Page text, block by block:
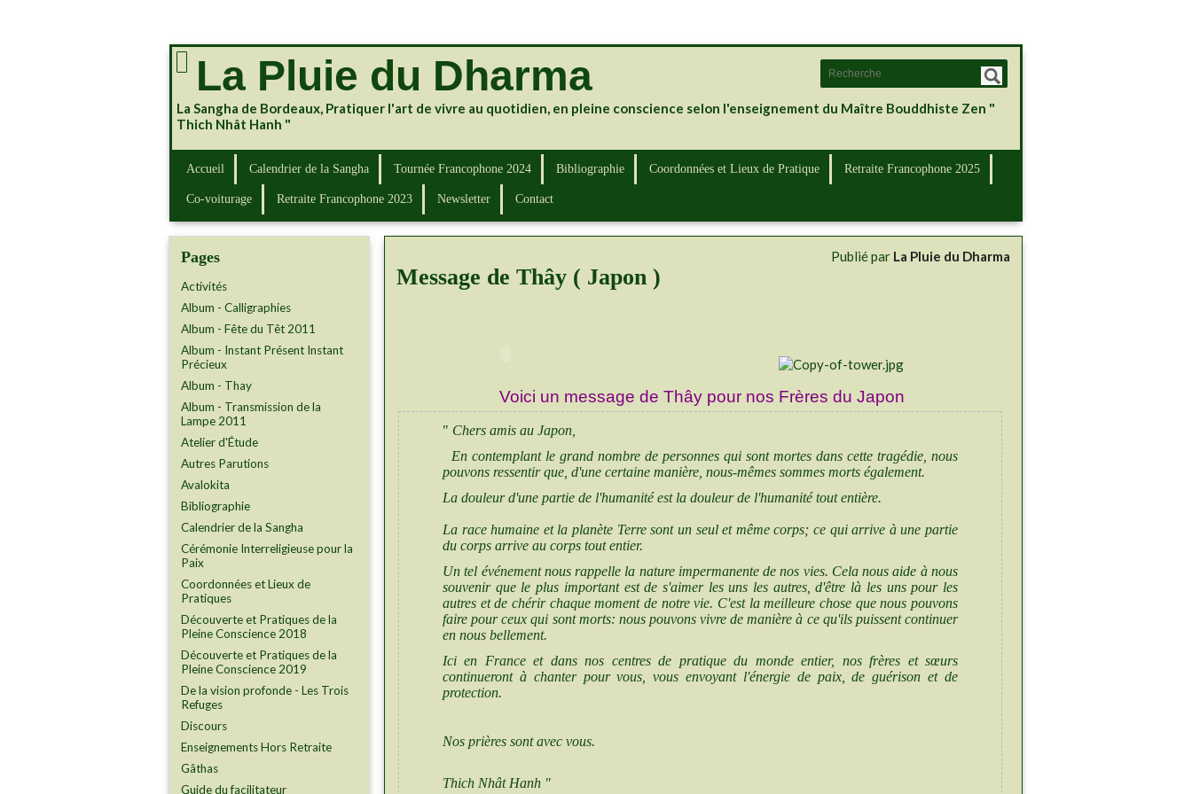
La Pluie du Dharma
La Sangha de Bordeaux, Pratiquer l'art de vivre au quotidien, en pleine conscience selon l'enseignement du Maître Bouddhiste Zen "
Thich Nhât Hanh "
Accueil Calendrier de la Sangha Tournée Francophone 2024 Bibliographie Coordonnées et Lieux de Pratique Retraite Francophone 2025
Co-voiturage Retraite Francophone 2023 Newsletter Contact
Pages
Activités
Album - Calligraphies
Album - Fête du Têt 2011
Album - Instant Présent Instant
Précieux
Album - Thay
Album - Transmission de la
Lampe 2011
Atelier d'Étude
Autres Parutions
Avalokita
Bibliographie
Calendrier de la Sangha
Cérémonie Interreligieuse pour la
Paix
Coordonnées et Lieux de
Pratiques
Découverte et Pratiques de la
Pleine Conscience 2018
Découverte et Pratiques de la
Pleine Conscience 2019
De la vision profonde - Les Trois
Refuges
Discours
Enseignements Hors Retraite
Gâthas
Guide du facilitateur
Publié par La Pluie du Dharma
Message de Thây ( Japon )
Voici un message de Thây pour nos Frères du Japon
" Chers amis au Japon,
En contemplant le grand nombre de personnes qui sont mortes dans cette tragédie, nous
pouvons ressentir que, d'une certaine manière, nous-mêmes sommes morts également.
La douleur d'une partie de l'humanité est la douleur de l'humanité tout entière.
La race humaine et la planète Terre sont un seul et même corps; ce qui arrive à une partie
du corps arrive au corps tout entier.
Un tel événement nous rappelle la nature impermanente de nos vies. Cela nous aide à nous
souvenir que le plus important est de s'aimer les uns les autres, d'être là les uns pour les
autres et de chérir chaque moment de notre vie. C'est la meilleure chose que nous pouvons
faire pour ceux qui sont morts: nous pouvons vivre de manière à ce qu'ils puissent continuer
en nous bellement.
Ici en France et dans nos centres de pratique du monde entier, nos frères et sœurs
continueront à chanter pour vous, vous envoyant l'énergie de paix, de guérison et de
protection.
Nos prières sont avec vous.
Thich Nhât Hanh "